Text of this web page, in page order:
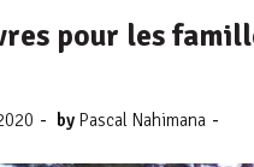
pour les
- by Pascal Nahimana -